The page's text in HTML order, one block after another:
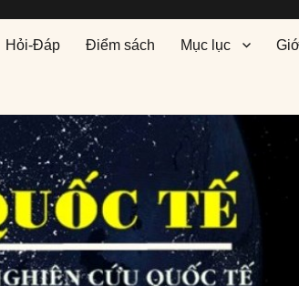
Hỏi-Đáp Điểm sách Mục lục